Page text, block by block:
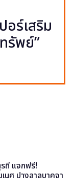
อร์เสริม
รัพย์”
ถี แจกฟรี!
นศ ปางลาลบาคจา